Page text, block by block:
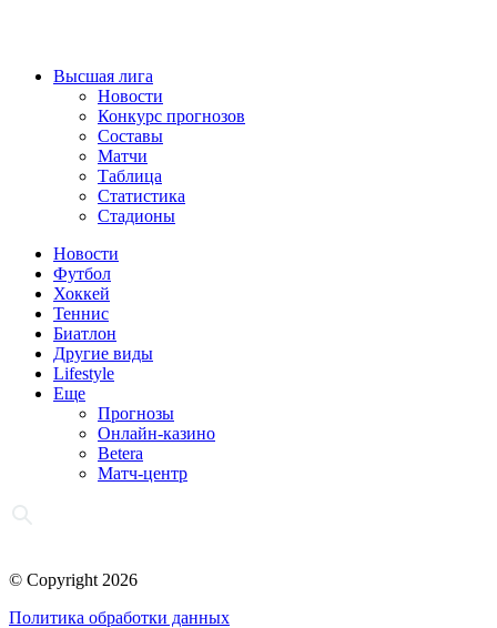
Высшая лига
Новости
Конкурс прогнозов
Составы
Матчи
Таблица
Статистика
Стадионы
Новости
Футбол
Хоккей
Теннис
Биатлон
Другие виды
Lifestyle
Еще
Прогнозы
Онлайн-казино
Betera
Матч-центр
© Copyright 2026
Политика обработки данных